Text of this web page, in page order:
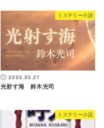
ミステリー小説
2022.05.27
光射す海 鈴木光司
ミステリー小説